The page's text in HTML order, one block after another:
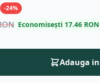
-24%
Economisești 17.46 RON
Adauga